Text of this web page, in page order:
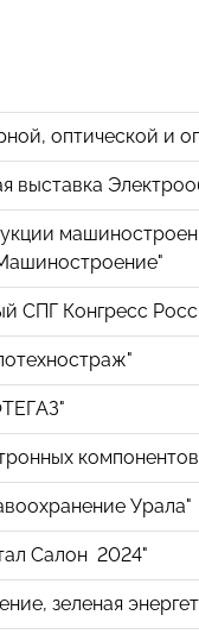
оптической и
выставка
СПГ Конгресс
Урала"
Салон 2024"
зеленая